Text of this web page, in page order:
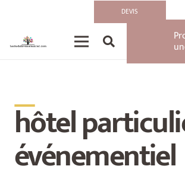
DEVIS
__
hôtel
événementiel